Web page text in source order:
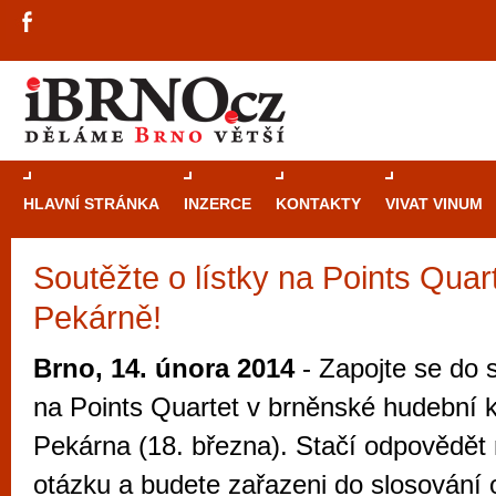
HLAVNÍ STRÁNKA INZERCE KONTAKTY VIVAT VINUM
Soutěžte o lístky na Points
Pekárně!
Brno, 14. února 2014- Zapojte se do
na Points Quartet v brněnské hudební
Pekárna (18. března). Stačí odpovědět
otázku a budete zařazeni do slosování
Průvodce
Brno je
zajímavé
restaurace,
Mimo jiné je ale také místem, kde si